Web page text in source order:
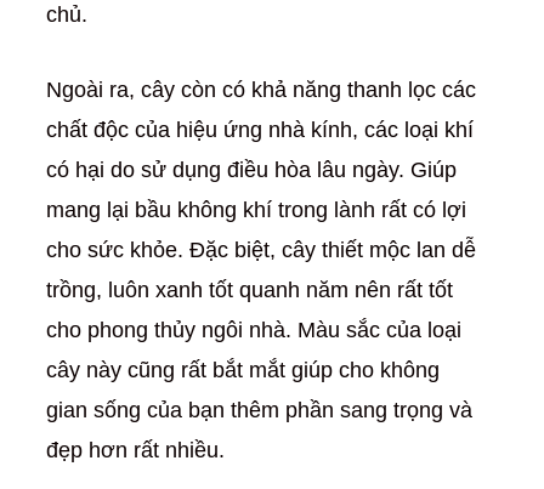
chủ.
Ngoài ra, cây còn có khả năng thanh lọc các
chất độc của hiệu ứng nhà kính, các loại khí
có hại do sử dụng điều hòa lâu ngày. Giúp
mang lại bầu không khí trong lành rất có lợi
cho sức khỏe. Đặc biệt, cây thiết mộc lan dễ
trồng, luôn xanh tốt quanh năm nên rất tốt
cho phong thủy ngôi nhà. Màu sắc của loại
cây này cũng rất bắt mắt giúp cho không
gian sống của bạn thêm phần sang trọng và
đẹp hơn rất nhiều.